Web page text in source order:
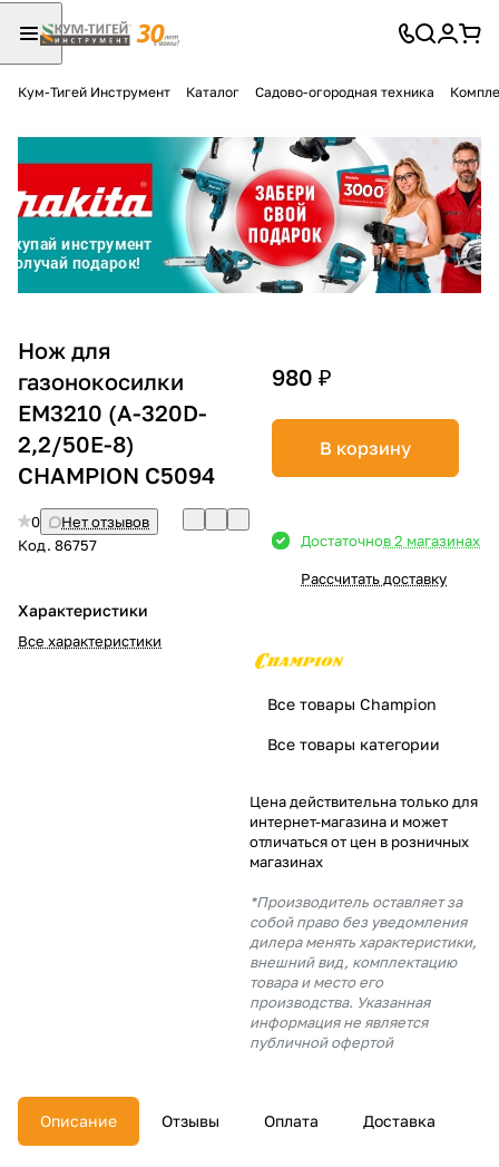
Кум-Тигей Инструмент Каталог Садово-огородная техника
Нож для
газонокосилки
EM3210 (A-320D-
2,2/50E-8)
CHAMPION C5094
0
Нет отзывов
Код. 86757
Характеристики
Все характеристики
980 ₽
В корзину
Достаточнов 2 магазинах
Рассчитать доставку
Все товары Champion
Все товары категории
Цена действительна только для
интернет-магазина и может
отличаться от цен в розничных
магазинах
*Производитель оставляет за
собой право без уведомления
дилера менять характеристики,
внешний вид, комплектацию
товара и место его
производства. Указанная
информация не является
публичной офертой
Описание Отзывы Оплата Доставка
Разбейте
оплатуна части
без переплат
График платежей
Сегодня
25 %
Добавляйте товары
Оплачивайте сегодня только
% картой любого банка
% будут
с вашей карты